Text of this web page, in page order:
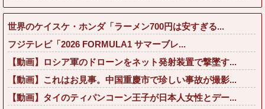
世界のケイスケ・ホンダ「ラーメン700円は安すぎる...
フジテレビ「2026 FORMULA1 サマーブレ...
【動画】ロシア軍のドローンをネット発射装置で撃墜す...
【動画】これはお見事。中国重慶市で珍しい事故が撮影...
【動画】タイのティパンコーン王子が日本人女性とデー...